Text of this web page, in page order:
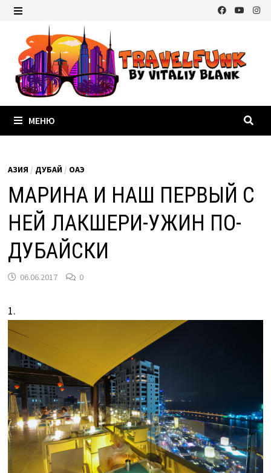
Перейти
содержимому
МЕНЮ
АЗИЯ / ДУБАЙ / ОАЭ
МАРИНА И НАШ ПЕРВЫЙ С
НЕЙ ЛАКШЕРИ-УЖИН ПО-
ДУБАЙСКИ
06.06.2017 0
1.